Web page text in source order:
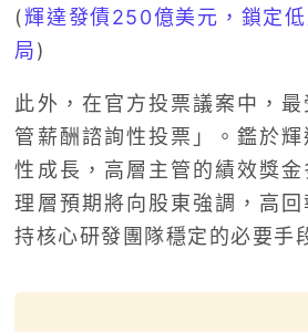
(輝達發債250億美元，鎖定
局)
此外，在官方投票議案中，
管薪酬諮詢性投票」。鑑於
性成長，高層主管的績效獎
理層預期將向股東強調，高
持核心研發團隊穩定的必要手